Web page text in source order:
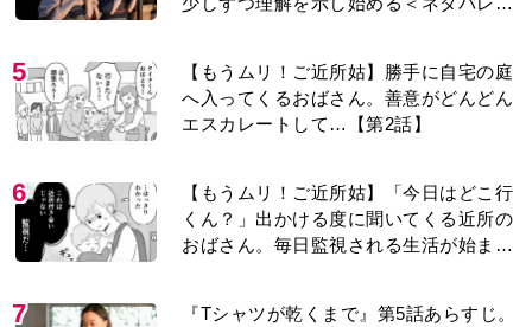
5
【もうムリ！ご近所姑】勝手に自宅の庭
へ入ってくるおばさん。善意がどんどん
エスカレートして…【第2話】
6
【もうムリ！ご近所姑】「今日はどこ行
くん？」出かける度に聞いてくる近所の
おばさん。毎日監視される生活が始ま
7
『Tシャツが乾くまで』第5話あらすじ。